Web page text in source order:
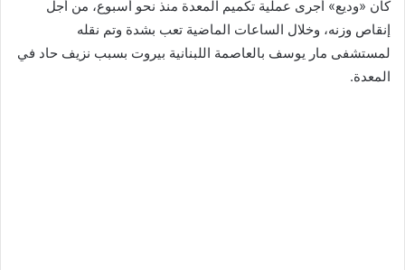
كان «وديع» أجرى عملية تكميم المعدة منذ نحو أسبوع، من أجل
إنقاص وزنه، وخلال الساعات الماضية تعب بشدة وتم نقله
لمستشفى مار يوسف بالعاصمة اللبنانية بيروت بسبب نزيف حاد في
المعدة.